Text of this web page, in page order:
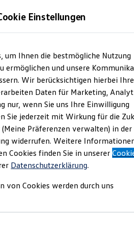
und Gebrauchtwagen
Zertifizierte Gebrauchtwagen
Hardenberg
Bewertungen
Einstellungen
um Ihnen die bestmögliche Nutzung
ermöglichen und unsere
Wir berücksichtigen hierbei Ihre
Daten für Marketing,
nur, wenn Sie uns Ihre Einwilligung
Sie jederzeit mit Wirkung für die
Präferenzen verwalten) in der
widerrufen. Weitere
Cookies finden Sie in unserer
Datenschutzerklärung.
von Cookies werden durch uns